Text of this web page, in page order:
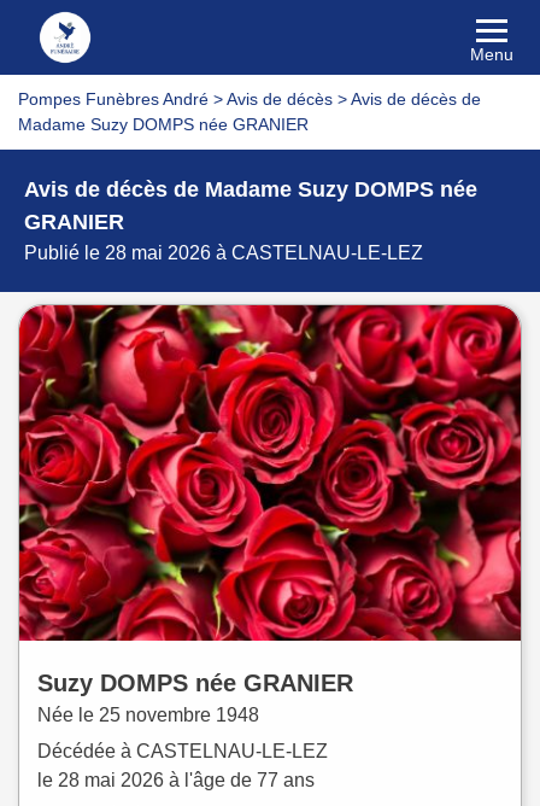
Menu
Pompes Funèbres André >Avis de décès >Avis de décès de
Madame Suzy DOMPS née GRANIER
Avis de décès de Madame Suzy DOMPS née
GRANIER
Publié le 28 mai 2026 à CASTELNAU-LE-LEZ
Suzy DOMPS née GRANIER
Née le 25 novembre 1948
Décédée à CASTELNAU-LE-LEZ
le 28 mai 2026 à l'âge de 77 ans